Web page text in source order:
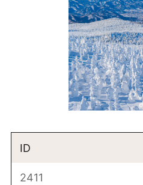
ID
2411